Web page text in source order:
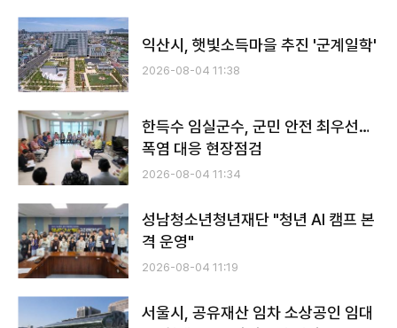
익산시, 햇빛소득마을 추진 '군계일학'
2026-08-04 11:38
한득수 임실군수, 군민 안전 최우선…
폭염 대응 현장점검
2026-08-04 11:34
성남청소년청년재단 "청년 AI 캠프 본
격 운영"
2026-08-04 11:19
서울시, 공유재산 임차 소상공인 임대